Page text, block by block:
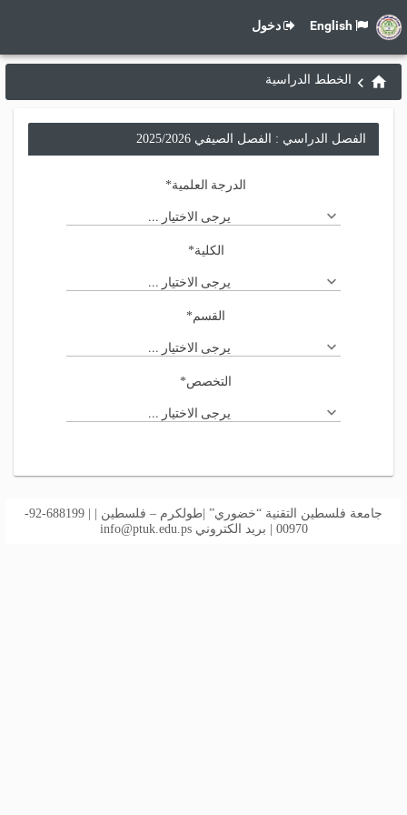
دخول
الخطط الدراسية
الفصل الدراسي : الفصل الصيفي 2025/2026
الدرجة العلمية*
يرجى الاختيار ...
الكلية*
يرجى الاختيار ...
القسم*
يرجى الاختيار ...
التخصص*
يرجى الاختيار ...
جامعة فلسطين التقنية “خضوري” |طولكرم – فلسطين | | 688199-92-
00970 | بريد الكتروني
info@ptuk.edu.ps